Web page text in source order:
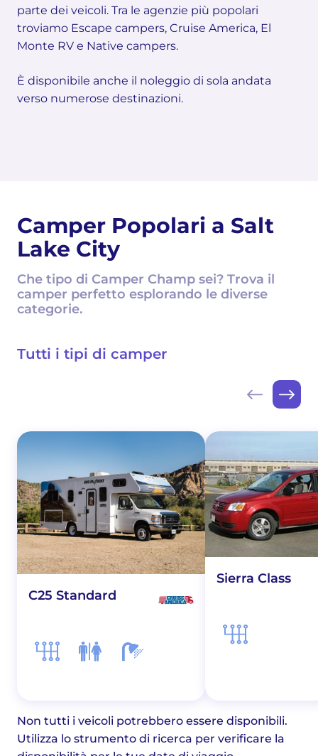
parte dei veicoli. Tra le agenzie più popolari
troviamo Escape campers, Cruise America, El
Monte RV e Native campers.
È disponibile anche il noleggio di sola andata
verso numerose destinazioni.
Camper Popolari a Salt
Lake City
Che tipo di Camper Champ sei? Trova il
camper perfetto esplorando le diverse
categorie.
Tutti i tipi di camper
C25 Standard
Sierra Class
Non tutti i veicoli potrebbero essere disponibili.
Utilizza lo strumento di ricerca per verificare la